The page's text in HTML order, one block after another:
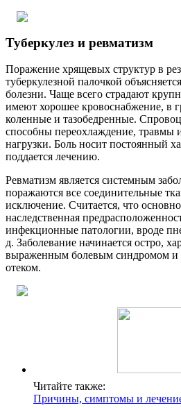
Туберкулез и ревматизм
Поражение хрящевых структур в
туберкулезной палочкой
болезни. Чаще всего страдают
имеют хорошее кровоснабжение, в
коленные и тазобедренные.
способны переохлаждение, травмы
нагрузки. Боль носит постоянный
поддается лечению.
Ревматизм является системным
поражаются все соединительные
исключение. Считается, что
наследственная
инфекционные патологии, вроде
д. Заболевание начинается остро,
выраженным болевым синдромом и
отеком.
Читайте также:
Причины, симптомы и лечение